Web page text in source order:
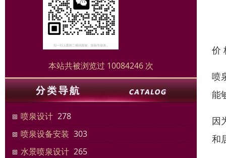
本站共被浏览过 10084246 次
喷泉设计 278
喷泉设备安装 303
水景喷泉设计 265
价
喷
能
因
和